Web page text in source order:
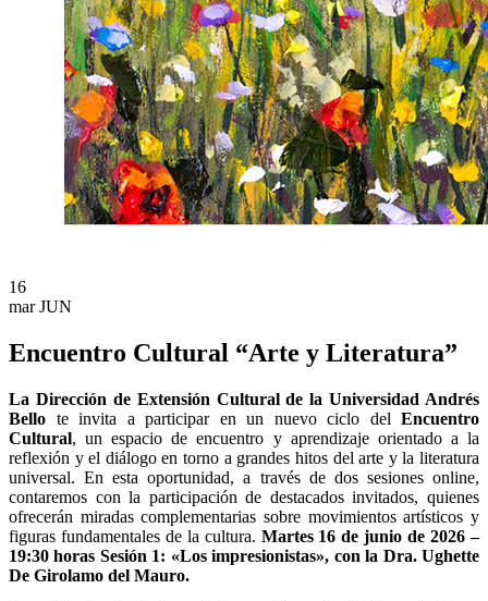
16
mar JUN
Encuentro Cultural “Arte y Literatura”
La Dirección de Extensión Cultural de la Universidad Andrés
Bello te invita a participar en un nuevo ciclo del Encuentro
Cultural, un espacio de encuentro y aprendizaje orientado a la
reflexión y el diálogo en torno a grandes hitos del arte y la literatura
universal. En esta oportunidad, a través de dos sesiones online,
contaremos con la participación de destacados invitados, quienes
ofrecerán miradas complementarias sobre movimientos artísticos y
figuras fundamentales de la cultura. Martes 16 de junio de 2026 –
19:30 horas Sesión 1: «Los impresionistas», con la Dra. Ughette
De Girolamo del Mauro.